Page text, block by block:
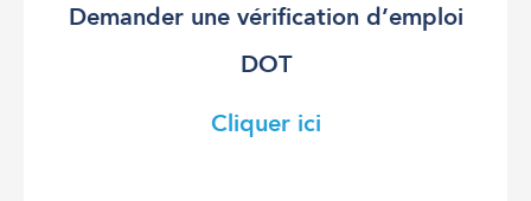
Demander une vérification d’emploi
DOT
Cliquer ici